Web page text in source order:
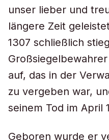
unser lieber und
längere Zeit
1307 schließlich
auf, das in der
zu vergeben war,
seinem Tod im April
Geboren wurde er